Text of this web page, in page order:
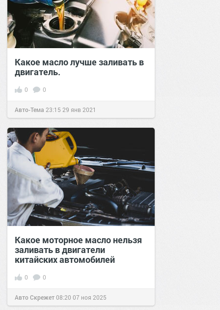
Какое масло лучше заливать в
двигатель.
0 0
Авто-Тема 23:15 29 янв 2021
Какое моторное масло нельзя
заливать в двигатели
китайских автомобилей
0 0
Авто Скрежет08:20 07 ноя 2025